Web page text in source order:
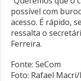
possível com
acesso. É rápido,
ressalta o
Ferreira.
Fonte: SeCom
Foto: Rafael